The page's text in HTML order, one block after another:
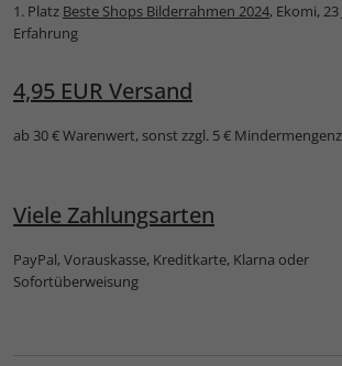
1. Platz Beste Shops Bilderrahmen 2024, Ekomi, 23
Erfahrung
4,95 EUR Versand
ab 30 € Warenwert, sonst zzgl. 5 €
Viele Zahlungsarten
PayPal, Vorauskasse, Kreditkarte, Klarna oder
Sofortüberweisung